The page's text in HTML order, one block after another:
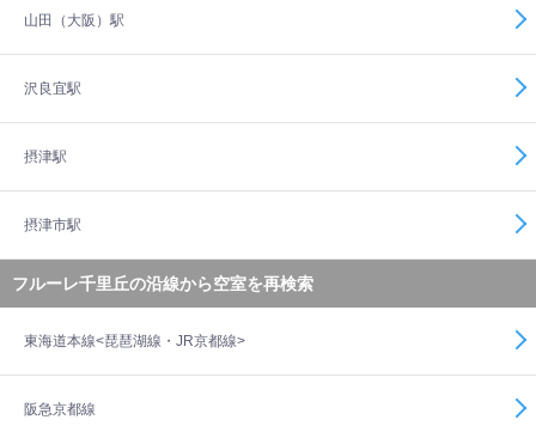
山田（大阪）駅
沢良宜駅
摂津駅
摂津市駅
フルーレ千里丘の沿線から空室を再検索
東海道本線<琵琶湖線・JR京都線>
阪急京都線